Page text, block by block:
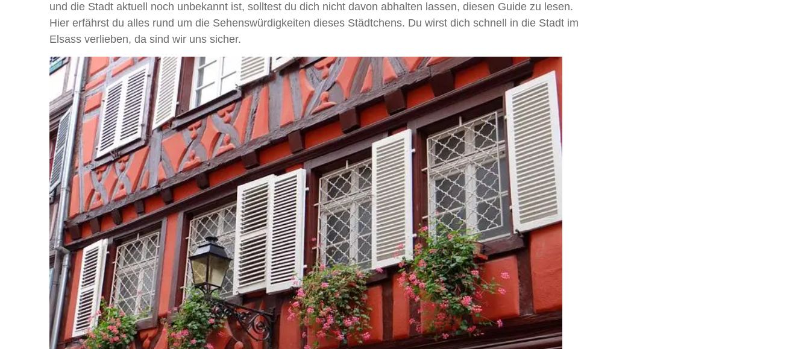
und die Stadt aktuell noch unbekannt ist, solltest du dich nicht davon abhalten lassen, diesen Guide zu lesen.
Hier erfährst du alles rund um die Sehenswürdigkeiten dieses Städtchens. Du wirst dich schnell in die Stadt im
Elsass verlieben, da sind wir uns sicher.